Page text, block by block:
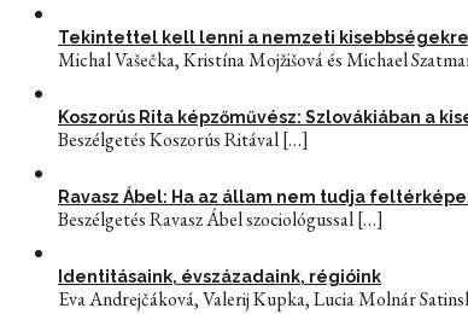
Tekintettel kell lenni a nemzeti
Michal Vašečka, Kristína Mojžišová és Michael
Koszorús Rita képzőművész: Szlovákiában a
Beszélgetés Koszorús Ritával[…]
Ravasz Ábel: Ha az állam nem tudja
Beszélgetés Ravasz Ábel szociológussal[…]
Identitásaink, évszázadaink, régióink
Eva Andrejčáková, Valerij Kupka, Lucia Molnár